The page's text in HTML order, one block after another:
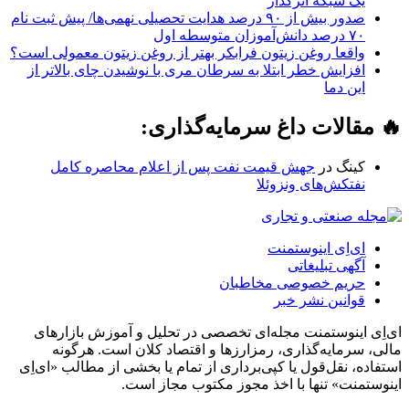
صدور بیش از ۹۰ درصد هدایت تحصیلی نهمی‌ها/ پیش ثبت نام
۷۰ درصد دانش‌آموزان متوسطه اول
واقعا روغن زیتون فرابکر بهتر از روغن زیتون معمولی است؟
افزایش خطر ابتلا به سرطان مری با نوشیدن چای بالاتر از
این دما
🔥 مقالات داغ سرمایه‌گذاری:
کینگ در جهش قیمت نفت پس از اعلام محاصره کامل
نفتکش‌های ونزوئلا
ای‌اِی اینوستمنت
آگهی تبلیغاتی
حریم خصوصی مخاطبان
قوانین نشر خبر
ای‌اِی اینوستمنت مجله‌ای تخصصی در تحلیل و آموزش بازارهای
مالی، سرمایه‌گذاری، رمزارزها و اقتصاد کلان است. هرگونه
استفاده، نقل‌قول یا کپی‌برداری از تمام یا بخشی از مطالب «ای‌اِی
اینوستمنت» تنها با اخذ مجوز مکتوب مجاز است.